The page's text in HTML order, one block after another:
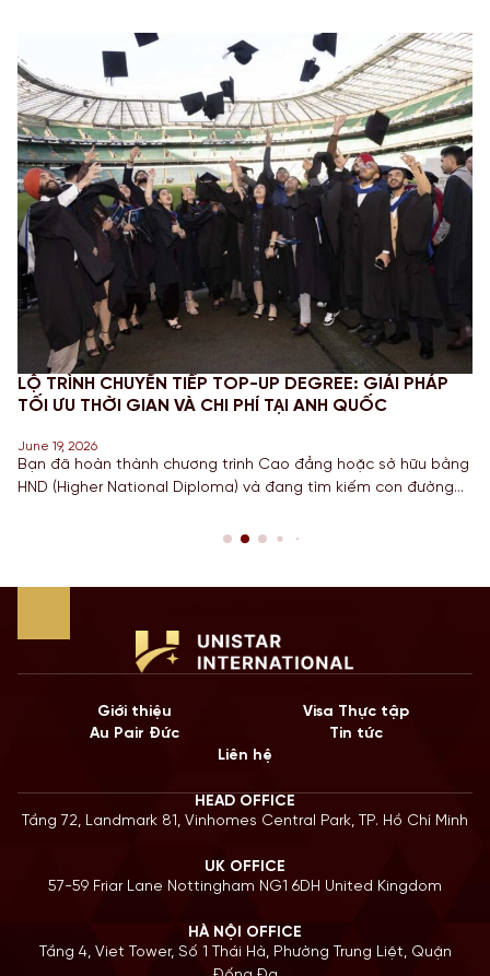
LỘ TRÌNH CHUYỂN TIẾP TOP-UP DEGREE: GIẢI PHÁP
TỐI ƯU THỜI GIAN VÀ CHI PHÍ TẠI ANH QUỐC
June 19, 2026
Bạn đã hoàn thành chương trình Cao đẳng hoặc sở hữu bằng
HND (Higher National Diploma) và đang tìm kiếm con đường
Quốc gia có nền giáo dục hàng đầu? Lộ trình chuyển tiếp
Giới thiệu
Visa Thực tập
Au Pair Đức
Tin tức
Liên hệ
HEAD OFFICE
Tầng 72, Landmark 81, Vinhomes Central Park, TP. Hồ Chí Minh
UK OFFICE
57-59 Friar Lane Nottingham NG1 6DH United Kingdom
HÀ NỘI OFFICE
Tầng 4, Viet Tower, Số 1 Thái Hà, Phường Trung Liệt, Quận